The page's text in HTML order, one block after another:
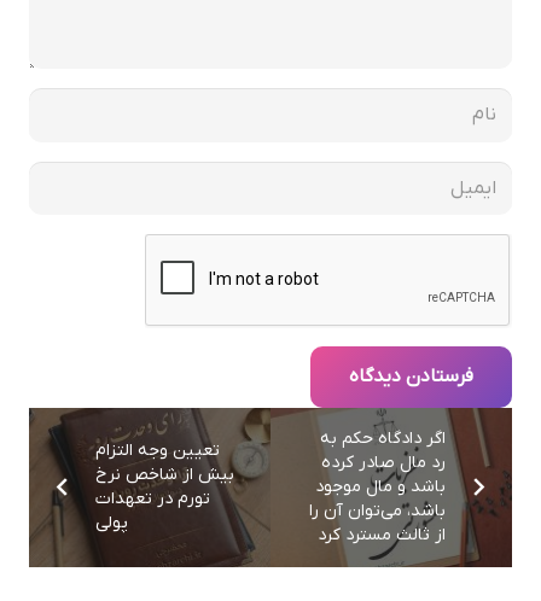
فرستادن دیدگاه
تعيين وجه التزام
بيش از شاخص نرخ
تورم در تعهدات
پولی
اگر دادگاه حکم به
رد مال صادر کرده
باشد و مال موجود
باشد، می‌توان آن را
از ثالث مسترد کرد